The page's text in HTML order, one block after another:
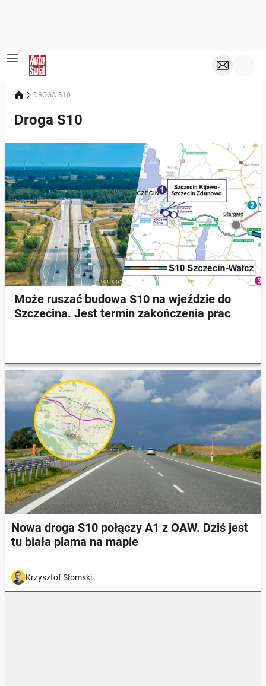
DROGA S10
Droga S10
Może ruszać budowa S10 na wjeździe do
Szczecina. Jest termin zakończenia prac
Nowa droga S10 połączy A1 z OAW. Dziś jest
tu biała plama na mapie
Krzysztof Słomski